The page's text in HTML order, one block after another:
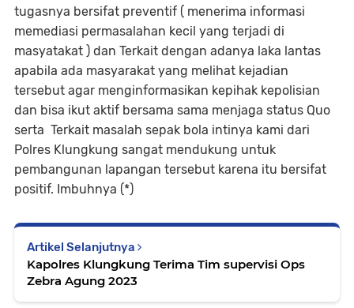
tugasnya bersifat preventif ( menerima informasi
memediasi permasalahan kecil yang terjadi di
masyatakat ) dan Terkait dengan adanya laka lantas
apabila ada masyarakat yang melihat kejadian
tersebut agar menginformasikan kepihak kepolisian
dan bisa ikut aktif bersama sama menjaga status Quo
serta Terkait masalah sepak bola intinya kami dari
Polres Klungkung sangat mendukung untuk
pembangunan lapangan tersebut karena itu bersifat
positif. Imbuhnya (*)
Artikel Selanjutnya
Kapolres Klungkung Terima Tim supervisi Ops
Zebra Agung 2023